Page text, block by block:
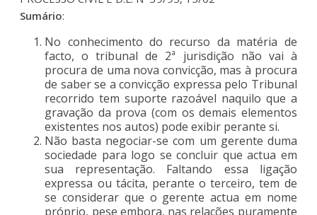
Sumário:
No conhecimento do recurso da matéria de
facto, o tribunal de 2ª jurisdição não vai à
procura de uma nova convicção, mas à procura
de saber se a convicção expressa pelo Tribunal
recorrido tem suporte razoável naquilo que a
gravação da prova (com os demais elementos
existentes nos autos) pode exibir perante si.
Não basta negociar-se com um gerente duma
sociedade para logo se concluir que actua em
sua representação. Faltando essa ligação
expressa ou tácita, perante o terceiro, tem de
se considerar que o gerente actua em nome
próprio, pese embora, nas relações puramente